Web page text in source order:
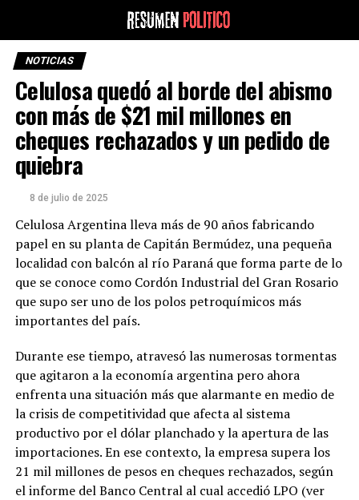
NOTICIAS
Celulosa quedó al borde del abismo
con más de $21 mil millones en
cheques rechazados y un pedido de
quiebra
8 de julio de 2025
Celulosa Argentina lleva más de 90 años fabricando
papel en su planta de Capitán Bermúdez, una pequeña
localidad con balcón al río Paraná que forma parte de lo
que se conoce como Cordón Industrial del Gran Rosario
que supo ser uno de los polos petroquímicos más
importantes del país.
Durante ese tiempo, atravesó las numerosas tormentas
que agitaron a la economía argentina pero ahora
enfrenta una situación más que alarmante en medio de
la crisis de competitividad que afecta al sistema
productivo por el dólar planchado y la apertura de las
importaciones. En ese contexto, la empresa supera los
21 mil millones de pesos en cheques rechazados, según
el informe del Banco Central al cual accedió LPO (ver